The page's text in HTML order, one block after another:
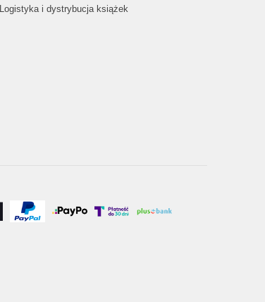
Logistyka i dystrybucja książek